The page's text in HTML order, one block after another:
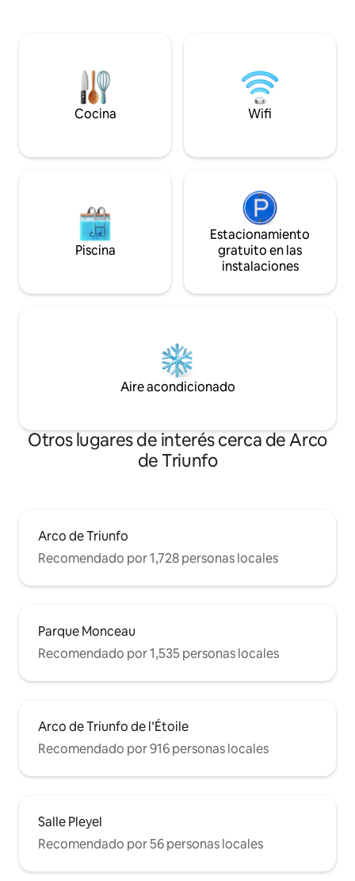
colocadas en forma de corazón en la
cama (se puede añadir un cartel de Feliz
Cumpleaños) y por 175 € viene con una
buena botella de champán y fresas. 🌹🥂
y todavía está
pequeña cocina
Cocina Wifi
Piscina
Estacionamiento
gratuito en las
instalaciones
Aire acondicionado
Otros lugares de interés cerca de Arco
de Triunfo
Arco de Triunfo
Recomendado por 1,728 personas locales
Parque Monceau
Recomendado por 1,535 personas locales
Arco de Triunfo de l’Étoile
Recomendado por 916 personas locales
Salle Pleyel
Recomendado por 56 personas locales